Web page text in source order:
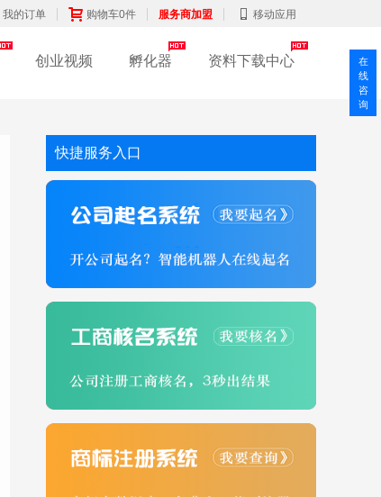
我的订单 购物车0件 服务商加盟 移动应用
创业视频 孵化器 资料下载中心
快捷服务入口
在
线
咨
询